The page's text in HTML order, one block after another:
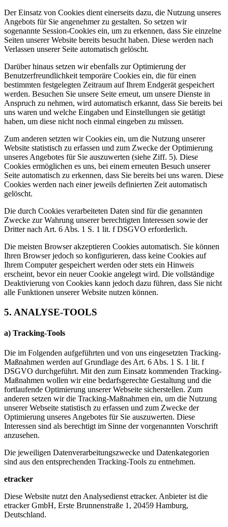
Der Einsatz von Cookies dient einerseits dazu, die Nutzung unseres
Angebots für Sie angenehmer zu gestalten. So setzen wir
sogenannte Session-Cookies ein, um zu erkennen, dass Sie einzelne
Seiten unserer Website bereits besucht haben. Diese werden nach
Verlassen unserer Seite automatisch gelöscht.
Darüber hinaus setzen wir ebenfalls zur Optimierung der
Benutzerfreundlichkeit temporäre Cookies ein, die für einen
bestimmten festgelegten Zeitraum auf Ihrem Endgerät gespeichert
werden. Besuchen Sie unsere Seite erneut, um unsere Dienste in
Anspruch zu nehmen, wird automatisch erkannt, dass Sie bereits bei
uns waren und welche Eingaben und Einstellungen sie getätigt
haben, um diese nicht noch einmal eingeben zu müssen.
Zum anderen setzten wir Cookies ein, um die Nutzung unserer
Website statistisch zu erfassen und zum Zwecke der Optimierung
unseres Angebotes für Sie auszuwerten (siehe Ziff. 5). Diese
Cookies ermöglichen es uns, bei einem erneuten Besuch unserer
Seite automatisch zu erkennen, dass Sie bereits bei uns waren. Diese
Cookies werden nach einer jeweils definierten Zeit automatisch
gelöscht.
Die durch Cookies verarbeiteten Daten sind für die genannten
Zwecke zur Wahrung unserer berechtigten Interessen sowie der
Dritter nach Art. 6 Abs. 1 S. 1 lit. f DSGVO erforderlich.
Die meisten Browser akzeptieren Cookies automatisch. Sie können
Ihren Browser jedoch so konfigurieren, dass keine Cookies auf
Ihrem Computer gespeichert werden oder stets ein Hinweis
erscheint, bevor ein neuer Cookie angelegt wird. Die vollständige
Deaktivierung von Cookies kann jedoch dazu führen, dass Sie nicht
alle Funktionen unserer Website nutzen können.
5. ANALYSE-TOOLS
a) Tracking-Tools
Die im Folgenden aufgeführten und von uns eingesetzten Tracking-
Maßnahmen werden auf Grundlage des Art. 6 Abs. 1 S. 1 lit. f
DSGVO durchgeführt. Mit den zum Einsatz kommenden Tracking-
Maßnahmen wollen wir eine bedarfsgerechte Gestaltung und die
fortlaufende Optimierung unserer Webseite sicherstellen. Zum
anderen setzen wir die Tracking-Maßnahmen ein, um die Nutzung
unserer Webseite statistisch zu erfassen und zum Zwecke der
Optimierung unseres Angebotes für Sie auszuwerten. Diese
Interessen sind als berechtigt im Sinne der vorgenannten Vorschrift
anzusehen.
Die jeweiligen Datenverarbeitungszwecke und Datenkategorien
sind aus den entsprechenden Tracking-Tools zu entnehmen.
etracker
Diese Website nutzt den Analysedienst etracker. Anbieter ist die
etracker GmbH, Erste Brunnenstraße 1, 20459 Hamburg,
Deutschland.